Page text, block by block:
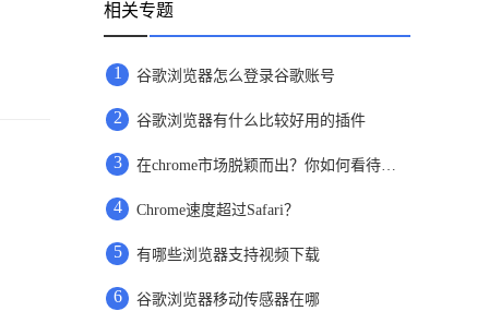
相关专题
1 谷歌浏览器怎么登录谷歌账号
2 谷歌浏览器有什么比较好用的插件
3 在chrome市场脱颖而出？你如何看待微软全新打造的“ Phoenix ”浏览器
4 Chrome速度超过Safari？
5 有哪些浏览器支持视频下载
6 谷歌浏览器移动传感器在哪